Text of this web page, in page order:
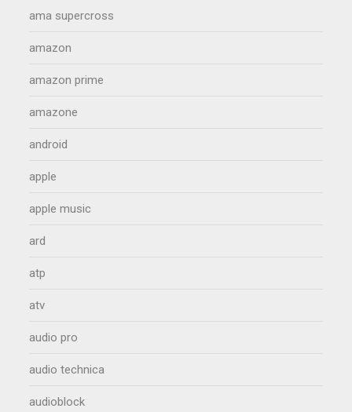
ama supercross
amazon
amazon prime
amazone
android
apple
apple music
ard
atp
atv
audio pro
audio technica
audioblock